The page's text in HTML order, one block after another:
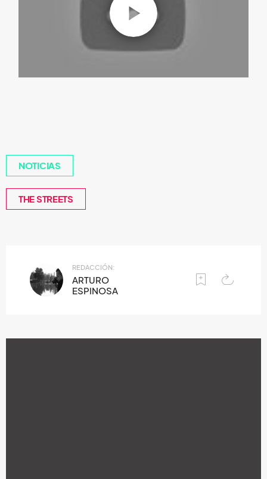
NOTICIAS
THE STREETS
REDACCIÓN:
ARTURO
ESPINOSA